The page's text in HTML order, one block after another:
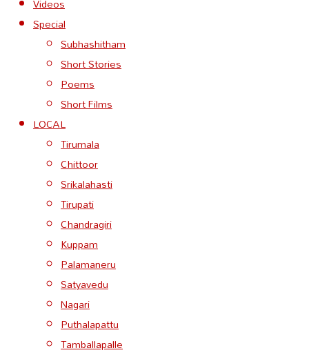
Videos
Special
Subhashitham
Short Stories
Poems
Short Films
LOCAL
Tirumala
Chittoor
Srikalahasti
Tirupati
Chandragiri
Kuppam
Palamaneru
Satyavedu
Nagari
Puthalapattu
Tamballapalle